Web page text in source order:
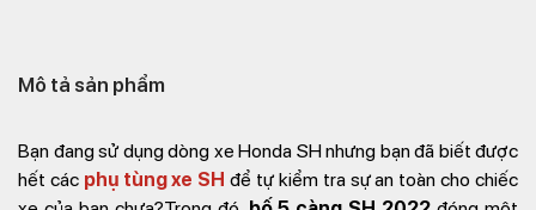
Mô tả sản phẩm
Bạn đang sử dụng dòng xe Honda SH nhưng bạn đã biết được
hết các phụ tùng xe SH để tự kiểm tra sự an toàn cho chiếc